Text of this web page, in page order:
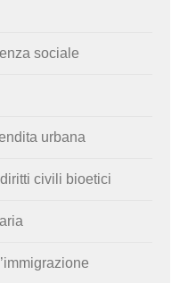
sociale
urbana
civili bioetici